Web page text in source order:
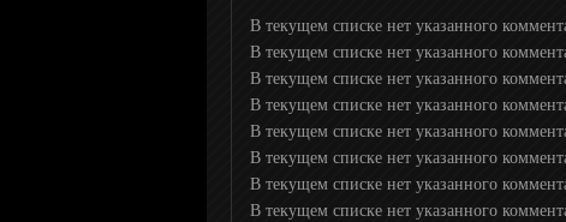
Fox
Fox live
Дорама
В текущем списке нет указанного
В текущем списке нет указанного
В текущем списке нет указанного
В текущем списке нет указанного
В текущем списке нет указанного
В текущем списке нет указанного
В текущем списке нет указанного
В текущем списке нет указанного